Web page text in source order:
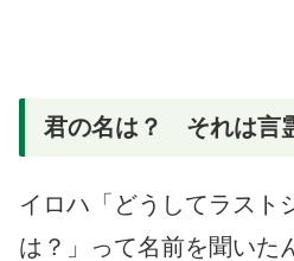
君の名は？ それは言
イロハ「どうしてラスト
は？」って名前を聞いた